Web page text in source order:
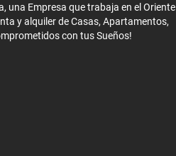
una Empresa que trabaja en el Oriente
y alquiler de Casas, Apartamentos,
con tus Sueños!